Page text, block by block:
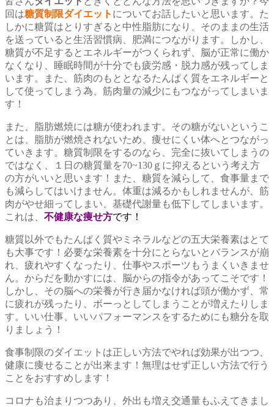
回は糖質制限ダイエット についてお話したいと思います。た
しかに糖質はとりすぎると中性脂肪になり、そのままの生活
を送っていると生活習慣病、肥満につながります。しかし、
糖質が不足するとエネルギーがつくられず、脳が正常に働か
なくなり、睡眠時間が十分でも疲労感・脱力感が残ってしま
います。また、筋肉のもととなるたんぱく質をエネルギーと
して使ってしまう為、筋肉量の減少にもつながってしまいま
す！
また、脂肪燃焼には糖が使われます。その糖がないというこ
とは、脂肪が燃焼されないため、痩せにくい体へとつながっ
ていきます。糖質制限をするのなら、完全に抜いてしまうの
ではなく、１日の糖質量を70~130ｇに抑えるという考え方
の方がいいと思います！また、糖質を減らして、食事量まで
も減らしてはいけません。体重は減るかもしれませんが、筋
肉がやせ細ってしまい、基礎代謝量も低下してしまいます。
これは、 不健康な痩せ方です！
糖質以外でもたんぱく質やミネラルなどの五大栄養素はとて
も大事です！必要な栄養素を十分にとらないとバランスが崩
れ、疲れやすくなったり、仕事やスポーツもうまくいきませ
ん。からだを動かすには、脳からの指令があってこそです！
しかし、その脳への栄養が行き届かなければ頭が働かず、常
に疲れが残ったり、ボーっとしてしまうことが増えたりしま
す。いい仕事、いいパフォーマンスをするためにも糖分を取
りましょう！
食事制限のダイエットは正しい方法でやれば効果が出つつ、
健康に痩せることが出来ます！無理はせず正しい方法で行う
ことをおすすめします！
コロナも治まりつつあり、外出も増え交通量もふえてきまし